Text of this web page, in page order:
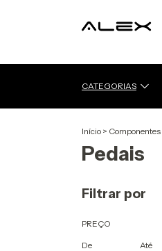
CATEGORIAS
Início > Componentes
Pedais
Filtrar por
PREÇO
De Até